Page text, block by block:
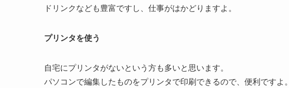
ドリンクなども豊富ですし、仕事がはかどりますよ。
プリンタを使う
自宅にプリンタがないという方も多いと思います。
パソコンで編集したものをプリンタで印刷できるので、便利ですよ。